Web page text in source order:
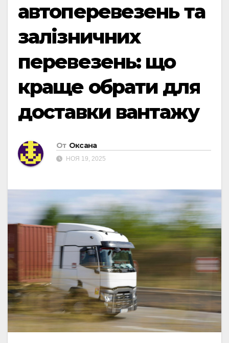
автоперевезень та
залізничних
перевезень: що
краще обрати для
доставки вантажу
От Оксана
НОЯ 19, 2025